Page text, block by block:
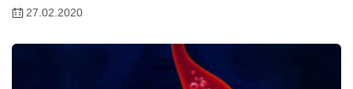
27.02.2020